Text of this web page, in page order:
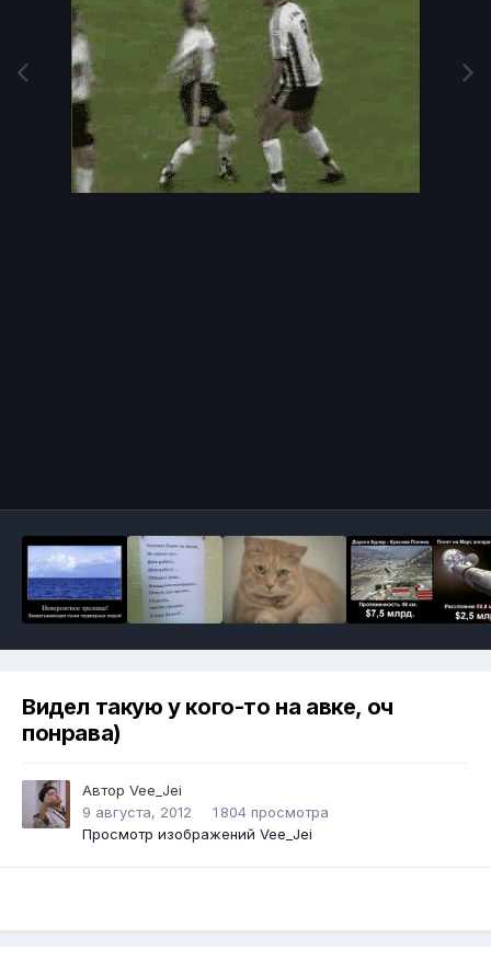
Видел такую у кого-то на авке, оч
понрава)
Автор Vee_Jei
9 августа, 2012
1 804 просмотра
Просмотр изображений Vee_Jei